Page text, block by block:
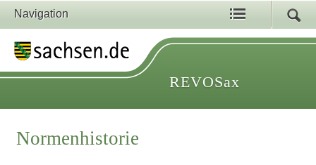
Navigation
REVOSax
Normenhistorie